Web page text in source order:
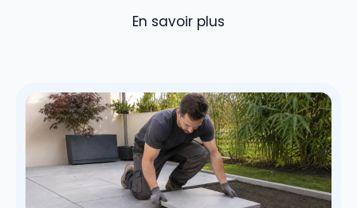
En savoir plus